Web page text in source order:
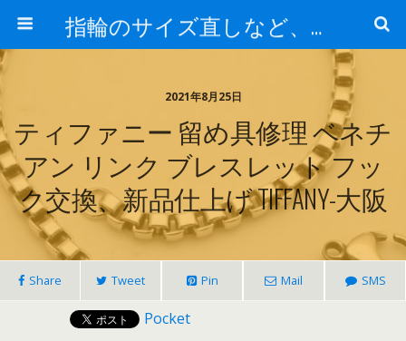
指輪のサイズ直しなど、アクセサリーの修理実例集
2021年8月25日
ティファニー 留め具修理 ベネチ
アン リンク ブレスレット フッ
ク交換、新品仕上げ TIFFANY-大阪
Share Tweet Pin Mail SMS
Pocket